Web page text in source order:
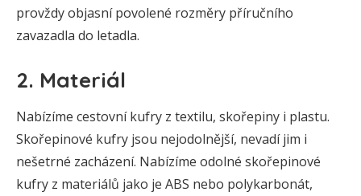
provždy objasní povolené rozměry příručního
zavazadla do letadla.
2. Materiál
Nabízíme cestovní kufry z textilu, skořepiny i plastu.
Skořepinové kufry jsou nejodolnější, nevadí jim i
nešetrné zacházení. Nabízíme odolné skořepinové
kufry z materiálů jako je ABS nebo polykarbonát,